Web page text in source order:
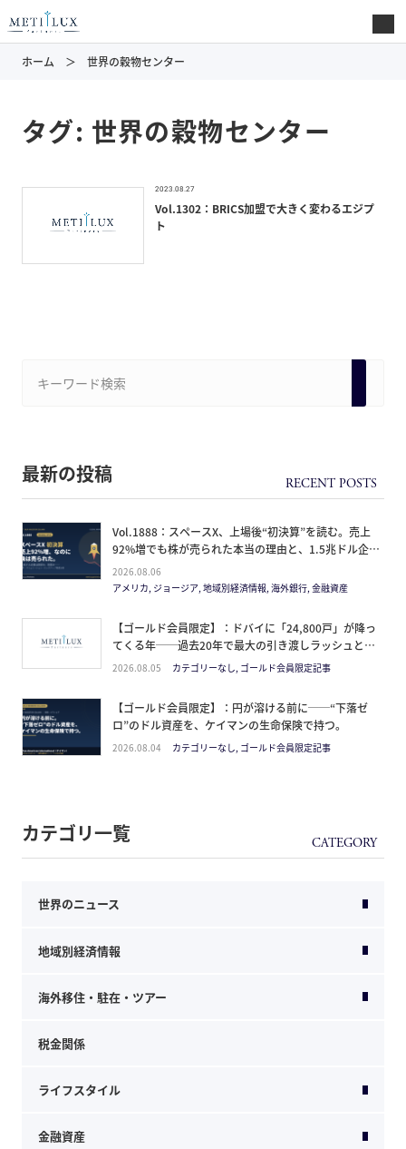
ホーム 世界の穀物センター
タグ: 世界の穀物センター
2023.08.27
Vol.1302：BRICS加盟で大きく変わるエジプ
ト
最新の投稿
Vol.1888：スペースX、上場後“初決算”を読む。売上
92%増でも株が売られた本当の理由と、1.5兆ドル企業
の買い方。
2026.08.06
アメリカ, ジョージア, 地域別経済情報, 海外銀行, 金融資産
【ゴールド会員限定】：ドバイに「24,800戸」が降っ
てくる年──過去20年で最大の引き渡しラッシュと、
ミサイルが崩した“安全神話”。2027年の供給ピーク
2026.08.05 カテゴリーなし, ゴールド会員限定記事
【ゴールド会員限定】：円が溶ける前に──“下落ゼ
ロ”のドル資産を、ケイマンの生命保険で持つ。
2026.08.04 カテゴリーなし, ゴールド会員限定記事
カテゴリ一覧
世界のニュース
地域別経済情報
海外移住・駐在・ツアー
税金関係
ライフスタイル
金融資産